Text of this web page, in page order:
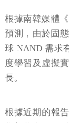
根據南韓媒體《
預測，由於固
球 NAND 需求
度學習及虛擬
長。
根據近期的報